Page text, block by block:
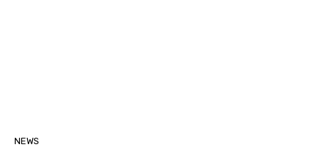
NEWS